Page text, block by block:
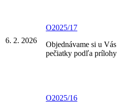
6. 2. 2026
O2025/17
Objednávame si u Vás
pečiatky podľa prílohy
O2025/16